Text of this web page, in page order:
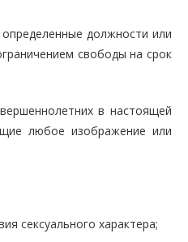
должности или
свободы на срок
в настоящей
любое изображение или
сексуального характера;